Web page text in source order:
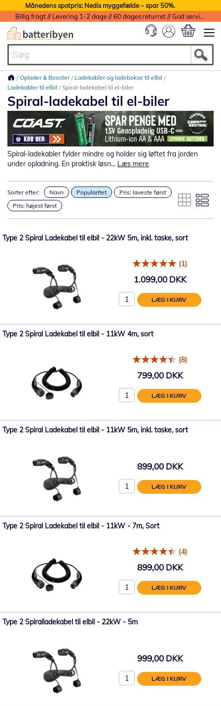
Månedens spotpris: Nedis myggefælde – spar 50%.
Billig fragt // Levering 1-2 dage // 60 dages returret // God service med garanti
Oplader & Booster
Ladekabler og ladebokse til elbil
Ladekabler til elbil
Spiral-ladekabel til el-biler
Spiral-ladekabel til el-biler
Spiral-ladekabler fylder mindre og holder sig løftet fra jorden
under opladning. En praktisk løsn... Læs mere
Sorter efter: Navn Popularitet
Pris: laveste først
Pris: højest først
Type 2 Spiral Ladekabel til elbil - 22kW 5m, inkl. taske, sort
(1)
1.099,00 DKK
LÆG I KURV
Type 2 Spiral Ladekabel til elbil - 11kW 4m, sort
(8)
799,00 DKK
LÆG I KURV
Type 2 Spiral Ladekabel til elbil - 11kW 5m, inkl. taske, sort
899,00 DKK
LÆG I KURV
Type 2 Spiral Ladekabel til elbil - 11kW - 7m, Sort
(4)
899,00 DKK
LÆG I KURV
Type 2 Spiralladekabel til elbil - 22kW - 5m
999,00 DKK
LÆG I KURV